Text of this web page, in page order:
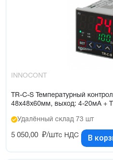
INNOCONT
TR-C-S Температурный
48х48х60мм, выход: 4-20мА +
Удалённый склад 73 шт
5 050,00 ₽/штс НДС В